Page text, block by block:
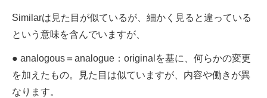
Similarは見た目が似ているが、細かく見ると違っている
という意味を含んでいますが、
● analogous＝analogue：originalを基に、何らかの変更
を加えたもの。見た目は似ていますが、内容や働きが異
なります。